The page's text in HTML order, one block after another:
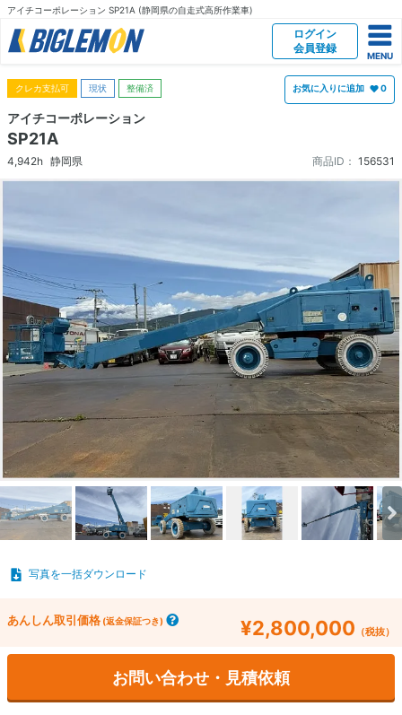
アイチコーポレーション SP21A (静岡県の自走式高所作業車)
ログイン
会員登録
クレカ支払可 現状 整備済 お気に入りに追加 0
アイチコーポレーション
SP21A
4,942h 静岡県 商品ID： 156531
写真を一括ダウンロード
あんしん取引価格 (返金保証つき) ¥2,800,000 （税抜）
お問い合わせ・見積依頼